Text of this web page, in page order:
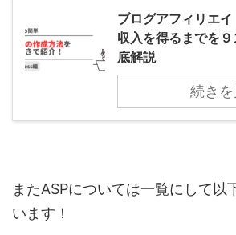
ブログアフィリエ
収入を得るまでを
底解説
続きを
またASPについては一覧にして以
います！